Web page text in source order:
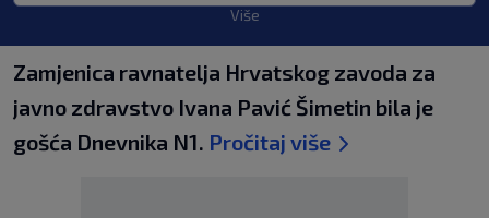
Više
Zamjenica ravnatelja Hrvatskog zavoda za
javno zdravstvo Ivana Pavić Šimetin bila je
gošća Dnevnika N1. Pročitaj više